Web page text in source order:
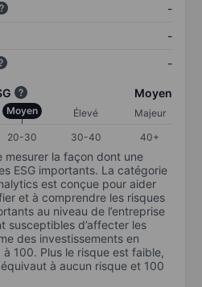
-
-
-
Moyen
Moyen Élevé
Majeur
20-30 30-40 40+
mesurer la façon dont une
ESG importants. La catégorie
est conçue pour aider
et à comprendre les risques
au niveau de l’entreprise
susceptibles d’affecter les
des investissements en
à 100. Plus le risque est faible,
à aucun risque et 100